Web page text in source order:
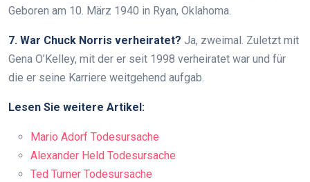
Geboren am 10. März 1940 in Ryan, Oklahoma.
7. War Chuck Norris verheiratet? Ja, zweimal. Zuletzt mit
Gena O’Kelley, mit der er seit 1998 verheiratet war und für
die er seine Karriere weitgehend aufgab.
Lesen Sie weitere Artikel:
Mario Adorf Todesursache
Alexander Held Todesursache
Ted Turner Todesursache